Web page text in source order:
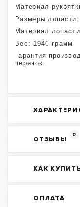
Материал
Размеры
Материал
Вес: 1940 грамм
Гарантия
черенок.
ОТЗЫВЫ
0
КАК КУПИТЬ
ОПЛАТА